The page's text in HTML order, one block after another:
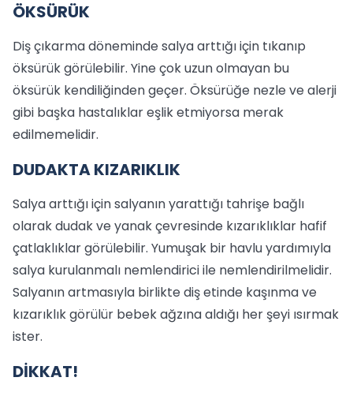
ÖKSÜRÜK
Diş çıkarma döneminde salya arttığı için tıkanıp
öksürük görülebilir. Yine çok uzun olmayan bu
öksürük kendiliğinden geçer. Öksürüğe nezle ve alerji
gibi başka hastalıklar eşlik etmiyorsa merak
edilmemelidir.
DUDAKTA KIZARIKLIK
Salya arttığı için salyanın yarattığı tahrişe bağlı
olarak dudak ve yanak çevresinde kızarıklıklar hafif
çatlaklıklar görülebilir. Yumuşak bir havlu yardımıyla
salya kurulanmalı nemlendirici ile nemlendirilmelidir.
Salyanın artmasıyla birlikte diş etinde kaşınma ve
kızarıklık görülür bebek ağzına aldığı her şeyi ısırmak
ister.
DİKKAT!